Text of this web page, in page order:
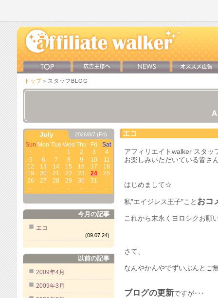
トップ ＞スタッフBLOG
July 2026/8/7 (Fri)
Sun Mon Tue Wed Thu Fri
Sat
・
・ ・ 1 2 3
4
5
6 7 8 9 10
11
12
13 14 15 16 17
18
19
20 21 22 23 24
25
26
27 28 29 30 31
・
・
・ ・ ・ ・ ・ ・
今月の記事
エコ
(09.07.24)
以前の記事
2009年4月
2009年3月
エコ
アフィリエイトwalker スタッ
お楽しみいただいている皆さ
はじめまして☆
私"エイジレス王子"こと おコ
これから末永くヨロシクお願
さて、
なんやかんやでずいぶんとご
ブログの更新ですが･･･